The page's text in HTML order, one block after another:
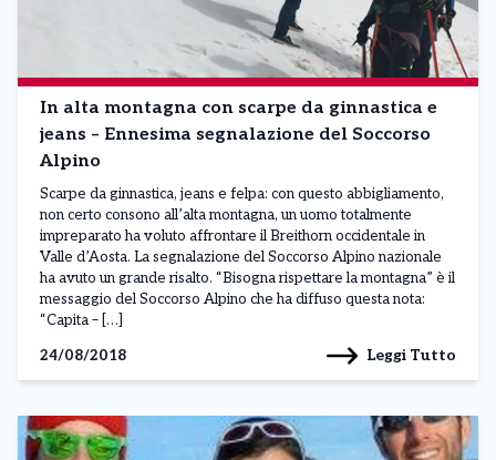
In alta montagna con scarpe da ginnastica e
jeans – Ennesima segnalazione del Soccorso
Alpino
Scarpe da ginnastica, jeans e felpa: con questo abbigliamento,
non certo consono all’alta montagna, un uomo totalmente
impreparato ha voluto affrontare il Breithorn occidentale in
Valle d’Aosta. La segnalazione del Soccorso Alpino nazionale
ha avuto un grande risalto. “Bisogna rispettare la montagna” è il
messaggio del Soccorso Alpino che ha diffuso questa nota:
“Capita – […]
24/08/2018
Leggi Tutto